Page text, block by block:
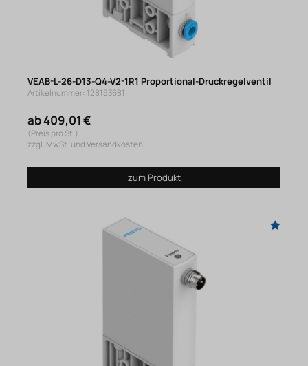
VEAB-L-26-D13-Q4-V2-1R1 Proportional-Druckregelventil
Artikelnummer: 128153681
ab 409,01 €
(Preis pro St.)
zzgl. MwSt. und Versandkosten
zum Produkt